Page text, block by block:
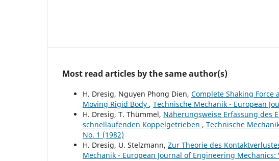
Most read articles by the same author(s)
H. Dresig, Nguyen Phong Dien, Complete Shaking Force
Moving Rigid Body , Technische Mechanik - European
H. Dresig, T. Thümmel, Näherungsweise Erfassung des
schnellaufenden Koppelgetrieben , Technische
No. 1 (1982)
H. Dresig, U. Stelzmann, Zur Theorie des
Mechanik - European Journal of Engineering Mechanics: